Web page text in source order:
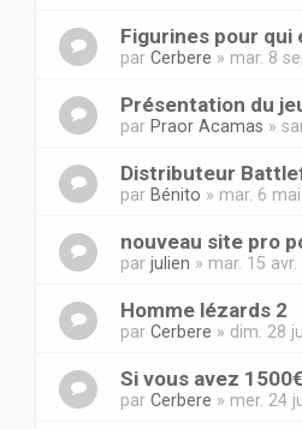
Figurines pour
par Cerbere » mar. 8
Présentation du
par Praor Acamas »
Distributeur
par Bénito » mar. 6
nouveau site pro
par julien » mar. 15
Homme lézards 2
par Cerbere » dim. 28
Si vous avez
par Cerbere » mer. 24